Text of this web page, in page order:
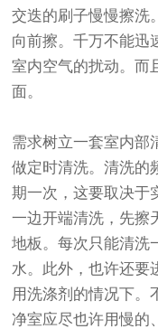
交迭的刷子慢慢擦洗
向前擦。千万不能迅
室内空气的扰动。而
面。
需求树立一套室内部
做定时清洗。清洗的
期一次，这要取决于
一边开端清洗，先擦
地板。每次只能清洗
水。此外，也许还要
用洗涤剂的情况下。
净室应尽也许用慢的